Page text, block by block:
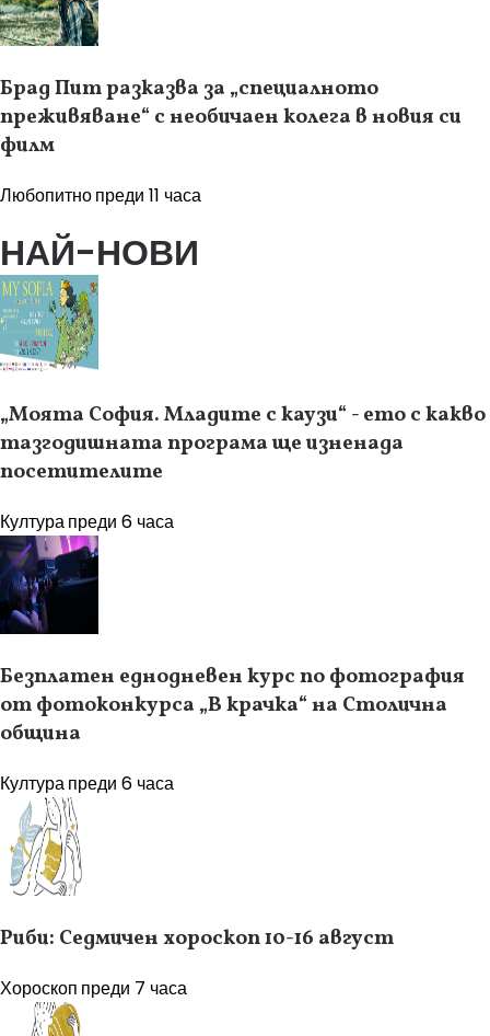
Брад Пит разказва за „специалното
преживяване“ с необичаен колега в новия си
филм
Любопитнопреди 11 часа
НАЙ-НОВИ
„Моята София. Младите с каузи“ - ето с какво
тазгодишната програма ще изненада
посетителите
Културапреди 6 часа
Безплатен еднодневен курс по фотография
от фотоконкурса „В крачка“ на Столична
община
Културапреди 6 часа
Риби: Седмичен хороскоп 10-16 август
Хороскоп преди 7 часа